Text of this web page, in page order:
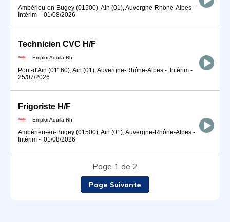
Ambérieu-en-Bugey (01500), Ain (01), Auvergne-Rhône-Alpes -
Intérim - 01/08/2026
Technicien CVC H/F
Emploi Aquila Rh
Pont-d'Ain (01160), Ain (01), Auvergne-Rhône-Alpes - Intérim -
25/07/2026
Frigoriste H/F
Emploi Aquila Rh
Ambérieu-en-Bugey (01500), Ain (01), Auvergne-Rhône-Alpes -
Intérim - 01/08/2026
Page 1 de 2
Page Suivante